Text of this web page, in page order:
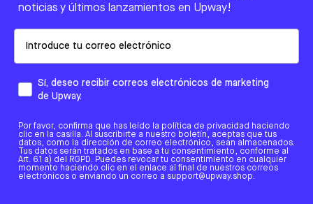
noticias y últimos lanzamientos en Upway!
Sí, deseo recibir correos electrónicos de marketing
de Upway.
Por favor, confirma que has leído la política de privacidad haciendo
clic en la casilla. Al suscribirte a nuestro boletín, aceptas que tus
datos, como la dirección de correo electrónico, sean almacenados.
Tus datos serán tratados en base a tu consentimiento, conforme al
Art. 6.1 a) del RGPD. Puedes revocar tu consentimiento en cualquier
momento haciendo clic en el enlace al final de nuestros correos
electrónicos o enviando un correo a support@upway.shop.